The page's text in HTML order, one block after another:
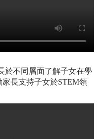
於不同層面了解子女在學
長支持子女於STEM領